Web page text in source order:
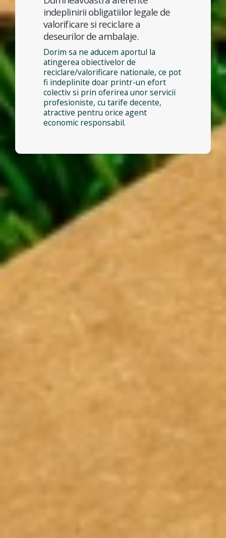
indeplinirii obligatiilor legale de
valorificare si reciclare a
deseurilor de ambalaje.
Dorim sa ne aducem aportul la
atingerea obiectivelor de
reciclare/valorificare nationale, ce pot
fi indeplinite doar printr-un efort
colectiv si prin oferirea unor servicii
profesioniste, cu tarife decente,
atractive pentru orice agent
economic responsabil.